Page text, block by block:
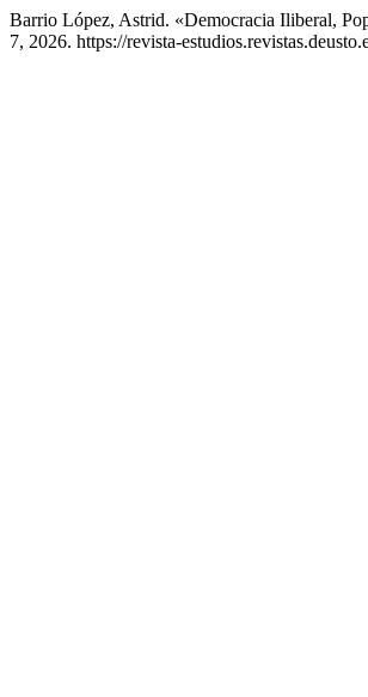
Barrio López, Astrid. «Democracia Iliberal,
7, 2026. https://revista-